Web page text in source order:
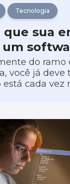
Tecnologia
que sua
um
do ramo
você já deve
cada vez
diante de
cada vez
de aumentar